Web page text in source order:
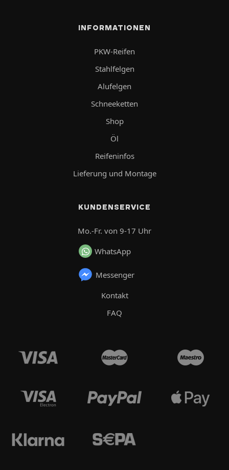
INFORMATIONEN
PKW-Reifen
Stahlfelgen
Alufelgen
Schneeketten
Shop
Öl
Reifeninfos
Lieferung und Montage
KUNDENSERVICE
Mo.-Fr. von 9-17 Uhr
WhatsApp
Messenger
Kontakt
FAQ